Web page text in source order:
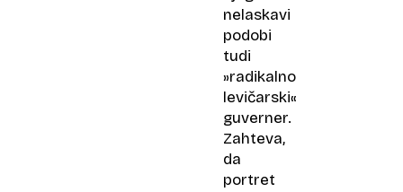
nelaskavi
podobi
tudi
»radikalno
levičarski«
guverner.
Zahteva,
da
portret